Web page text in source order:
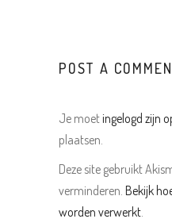
POST A
Je moetingelogd zijn
plaatsen.
Deze site gebruikt
verminderen. Bekijk
worden verwerkt.